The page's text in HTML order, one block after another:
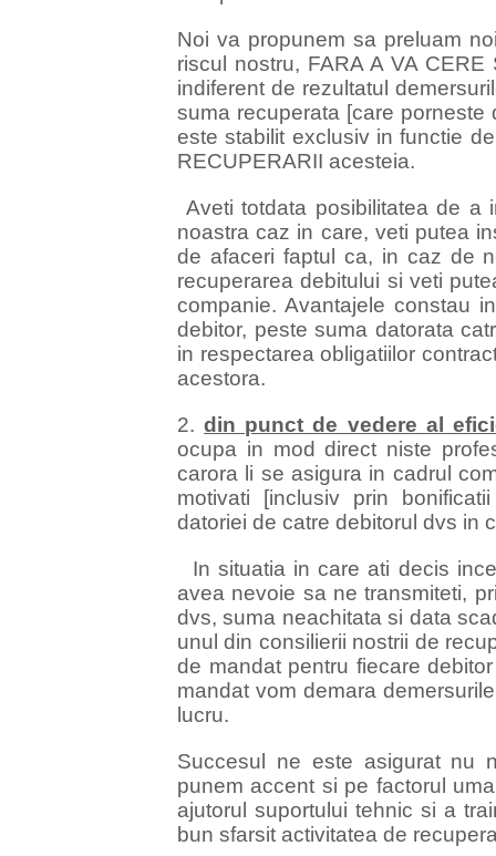
Noi va propunem sa preluam
riscul nostru, FARA A VA
indiferent de rezultatul
suma recuperata [care porneste
este stabilit exclusiv in functie
RECUPERARII acesteia.
Aveti totdata posibilitatea de a
noastra caz in care, veti putea
de afaceri faptul ca, in caz de
recuperarea debitului si veti
companie. Avantajele constau
debitor, peste suma datorata
in respectarea obligatiilor
acestora.
2.din punct de vedere al
ocupa in mod direct niste
carora li se asigura in cadrul
motivati [inclusiv prin
datoriei de catre debitorul dvs in
In situatia in care ati decis
avea nevoie sa ne transmiteti,
dvs, suma neachitata si data
unul din consilierii nostrii de
de mandat pentru fiecare
mandat vom demara
lucru.
Succesul ne este asigurat nu
punem accent si pe factorul
ajutorul suportului tehnic si a
bun sfarsit activitatea de